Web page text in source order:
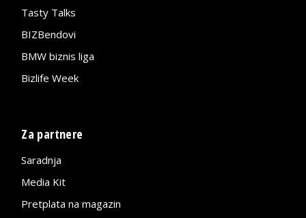
Tasty Talks
BIZBendovi
BMW biznis liga
Bizlife Week
Za partnere
Saradnja
Media Kit
Pretplata na magazin